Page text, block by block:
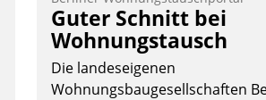
Guter Schnitt bei
Wohnungstausch
Die landeseigenen
Wohnungsbaugesellschaften